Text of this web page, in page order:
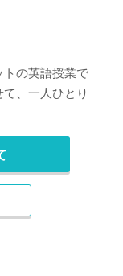
の英語授業で
、一人ひとり